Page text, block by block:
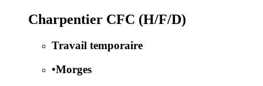
Charpentier CFC (H/F/D)
Travail temporaire
•Morges